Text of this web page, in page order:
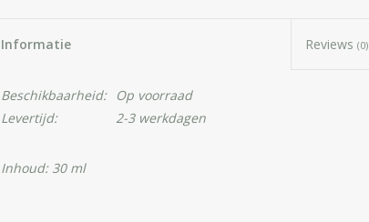
Informatie Reviews(0)
Beschikbaarheid:
Op voorraad
Levertijd:
2-3 werkdagen
Inhoud: 30 ml